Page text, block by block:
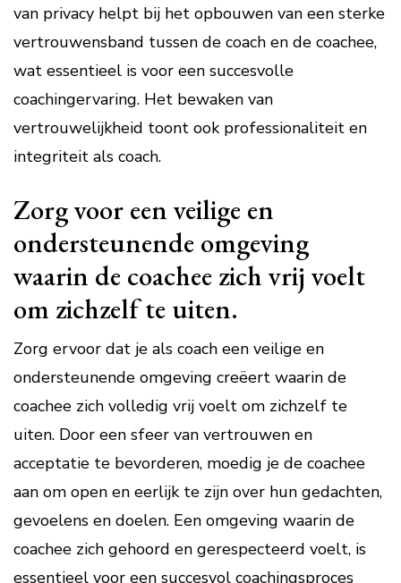
van privacy helpt bij het opbouwen van een sterke
vertrouwensband tussen de coach en de coachee,
wat essentieel is voor een succesvolle
coachingervaring. Het bewaken van
vertrouwelijkheid toont ook professionaliteit en
integriteit als coach.
Zorg voor een veilige en
ondersteunende omgeving
waarin de coachee zich vrij voelt
om zichzelf te uiten.
Zorg ervoor dat je als coach een veilige en
ondersteunende omgeving creëert waarin de
coachee zich volledig vrij voelt om zichzelf te
uiten. Door een sfeer van vertrouwen en
acceptatie te bevorderen, moedig je de coachee
aan om open en eerlijk te zijn over hun gedachten,
gevoelens en doelen. Een omgeving waarin de
coachee zich gehoord en gerespecteerd voelt, is
essentieel voor een succesvol coachingsproces